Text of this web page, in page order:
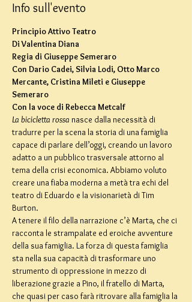
Info sull'evento
Principio Attivo Teatro
Di Valentina Diana
Regia di Giuseppe Semeraro
Con Dario Cadei, Silvia Lodi, Otto Marco
Mercante, Cristina Mileti e Giuseppe
Semeraro
Con la voce di Rebecca Metcalf
La bicicletta rossa nasce dalla necessità di
tradurre per la scena la storia di una famiglia
capace di parlare dell’oggi, creando un lavoro
adatto a un pubblico trasversale attorno al
tema della crisi economica. Abbiamo voluto
creare una fiaba moderna a metà tra echi del
teatro di Eduardo e la visionarietà di Tim
Burton.
A tenere il filo della narrazione c’è Marta, che ci
racconta le strampalate ed eroiche avventure
della sua famiglia. La forza di questa famiglia
sta nella sua capacità di trasformare uno
strumento di oppressione in mezzo di
liberazione grazie a Pino, il fratello di Marta,
che quasi per caso farà ritrovare alla famiglia la